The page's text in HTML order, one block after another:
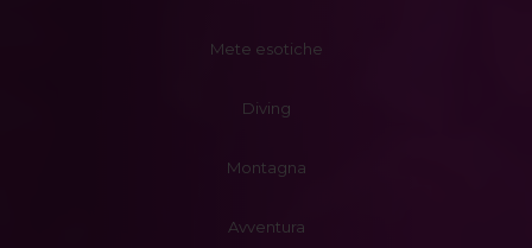
Mete esotiche
Diving
Montagna
Avventura